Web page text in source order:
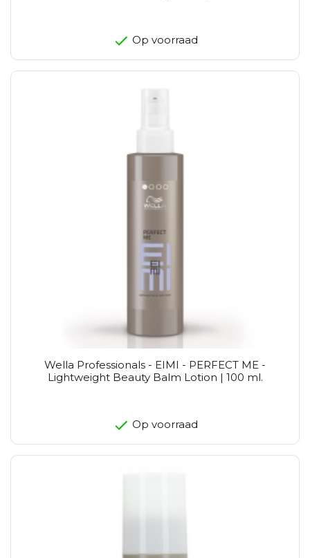
Op voorraad
Wella Professionals - EIMI - PERFECT ME -
Lightweight Beauty Balm Lotion | 100 ml.
Op voorraad